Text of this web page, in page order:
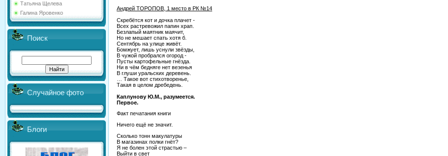
Татьяна Щелева
Галина Яровенко
Поиск
Случайное фото
Блоги
Андрей ТОРОПОВ, 1 место в РК №14
Скребётся кот и дочка плачет -
Всех растревожил папин храп.
Безлапый маятник маячит,
Но не мешает спать хотя б.
Сентябрь на улице живёт.
Бомжует, лишь уснули звёзды,
В чужой пробрался огород -
Пусты картофельные гнёзда.
Ни в чём бедняге нет везенья
В глуши уральских деревень.
… Такое вот стихотворенье,
Такая в целом дребедень.
Каплунову Ю.М., разумеется.
Первое.
Факт печатания книги
Ничего ещё не значит.
Сколько тонн макулатуры
В магазинах полки гнёт?
Я не болен этой страстью –
Выйти в свет